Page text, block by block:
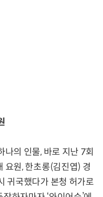
의 인물, 바로 지난 7회
요원, 한초롱(김진엽) 경
귀국했다가 본청 허가로